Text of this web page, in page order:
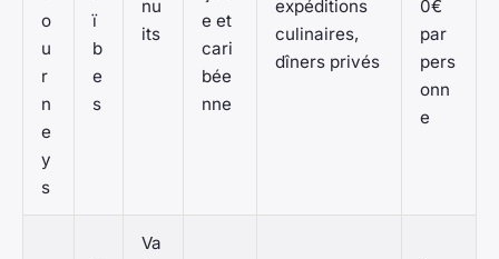
o
u
r
n
e
y
s
ï
b
e
s
nu
its
e et
cari
bée
nne
expéditions
culinaires,
dîners privés
0€
par
pers
onn
e
Va